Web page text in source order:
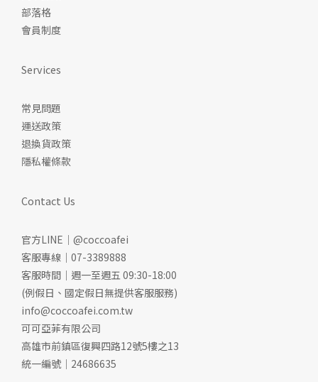
部落格
會員制度
Services
常見問題
運送政策
退換貨政策
隱私權條款
Contact Us
官方LINE｜@coccoafei
客服專線｜07-3389888
客服時間｜週一至週五 09:30-18:00
(例假日、國定假日無提供客服服務)
info@coccoafei.com.tw
可可亞菲有限公司
高雄市前鎮區復興四路12號5樓之13
統一編號｜24686635